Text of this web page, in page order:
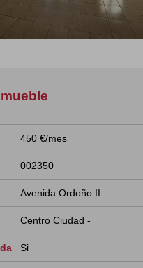
450 €/mes
002350
Avenida Ordoño II
Centro Ciudad -
Si